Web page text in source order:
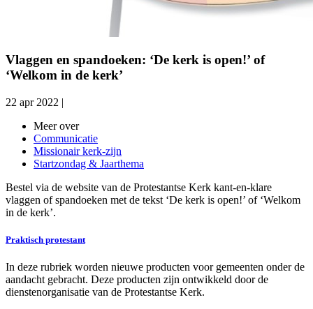
Vlaggen en spandoeken: ‘De kerk is open!’ of
‘Welkom in de kerk’
22 apr 2022 |
Meer over
Communicatie
Missionair kerk-zijn
Startzondag & Jaarthema
Bestel via de website van de Protestantse Kerk kant-en-klare
vlaggen of spandoeken met de tekst ‘De kerk is open!’ of ‘Welkom
in de kerk’.
Praktisch protestant
In deze rubriek worden nieuwe producten voor gemeenten onder de
aandacht gebracht. Deze producten zijn ontwikkeld door de
dienstenorganisatie van de Protestantse Kerk.